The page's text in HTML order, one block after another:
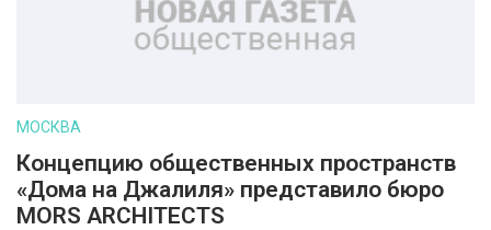
МОСКВА
Концепцию общественных пространств
«Дома на Джалиля» представило бюро
MORS ARCHITECTS